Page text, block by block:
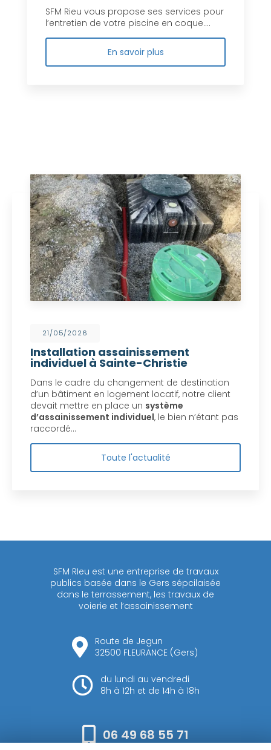
SFM Rieu vous propose ses services pour
l’entretien de votre piscine en coque....
En savoir plus
21/05/2026
Installation assainissement
individuel à Sainte-Christie
Dans le cadre du changement de destination
d’un bâtiment en logement locatif, notre client
devait mettre en place un système
d’assainissement individuel, le bien n’étant pas
raccordé…
Toute l'actualité
SFM RIeu est une entreprise de travaux
publics basée dans le Gers sépcilaisée
dans le terrassement, les travaux de
voierie et l’assainissement
Route de Jegun
32500 FLEURANCE (Gers)
du lundi au vendredi
8h à 12h et de 14h à 18h
06 49 68 55 71